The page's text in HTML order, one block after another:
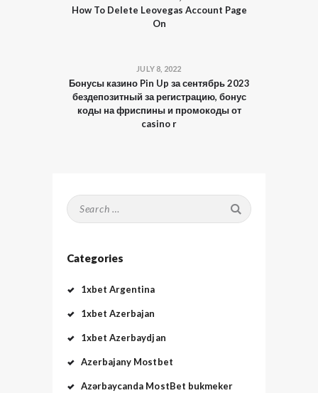
How To Delete Leovegas Account Page
On
JULY 8, 2022
Бонусы казино Pin Up за сентябрь 2023
бездепозитный за регистрацию, бонус
коды на фриспины и промокоды от
casino r
Search
for:
Categories
1xbet Argentina
1xbet Azerbajan
1xbet Azerbaydjan
Azerbajany Mostbet
Azərbaycanda MostBet bukmeker